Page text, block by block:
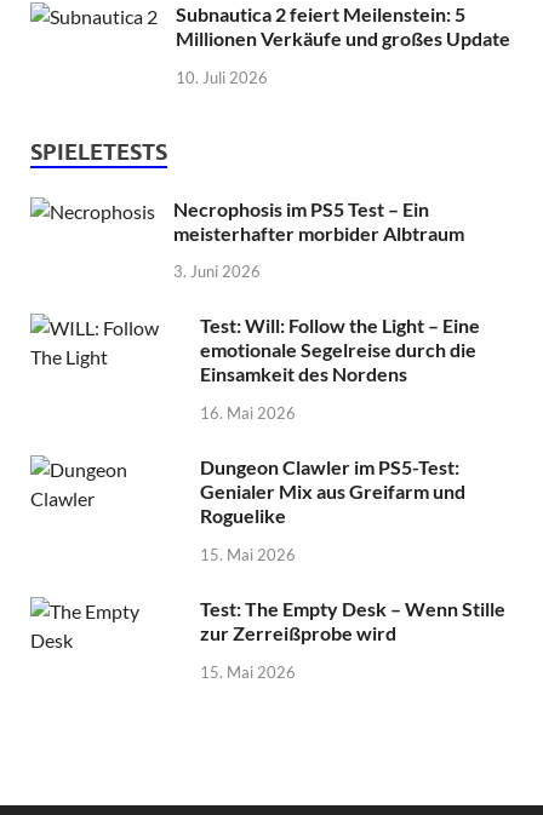
Subnautica 2 feiert Meilenstein: 5
Millionen Verkäufe und großes Update
10. Juli 2026
SPIELETESTS
Necrophosis im PS5 Test – Ein
meisterhafter morbider Albtraum
3. Juni 2026
Test: Will: Follow the Light – Eine
emotionale Segelreise durch die
Einsamkeit des Nordens
16. Mai 2026
Dungeon Clawler im PS5-Test:
Genialer Mix aus Greifarm und
Roguelike
15. Mai 2026
Test: The Empty Desk – Wenn Stille
zur Zerreißprobe wird
15. Mai 2026